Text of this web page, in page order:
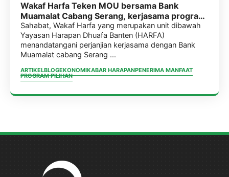
Wakaf Harfa Teken MOU bersama Bank
Muamalat Cabang Serang, kerjasama program
pengelolaan wakaf uang.
Sahabat, Wakaf Harfa yang merupakan unit dibawah
Yayasan Harapan Dhuafa Banten (HARFA)
menandatangani perjanjian kerjasama dengan Bank
Muamalat cabang Serang ...
ARTIKELBLOGEKONOMIKABAR HARAPANPENERIMA MANFAAT
PROGRAM PILIHAN